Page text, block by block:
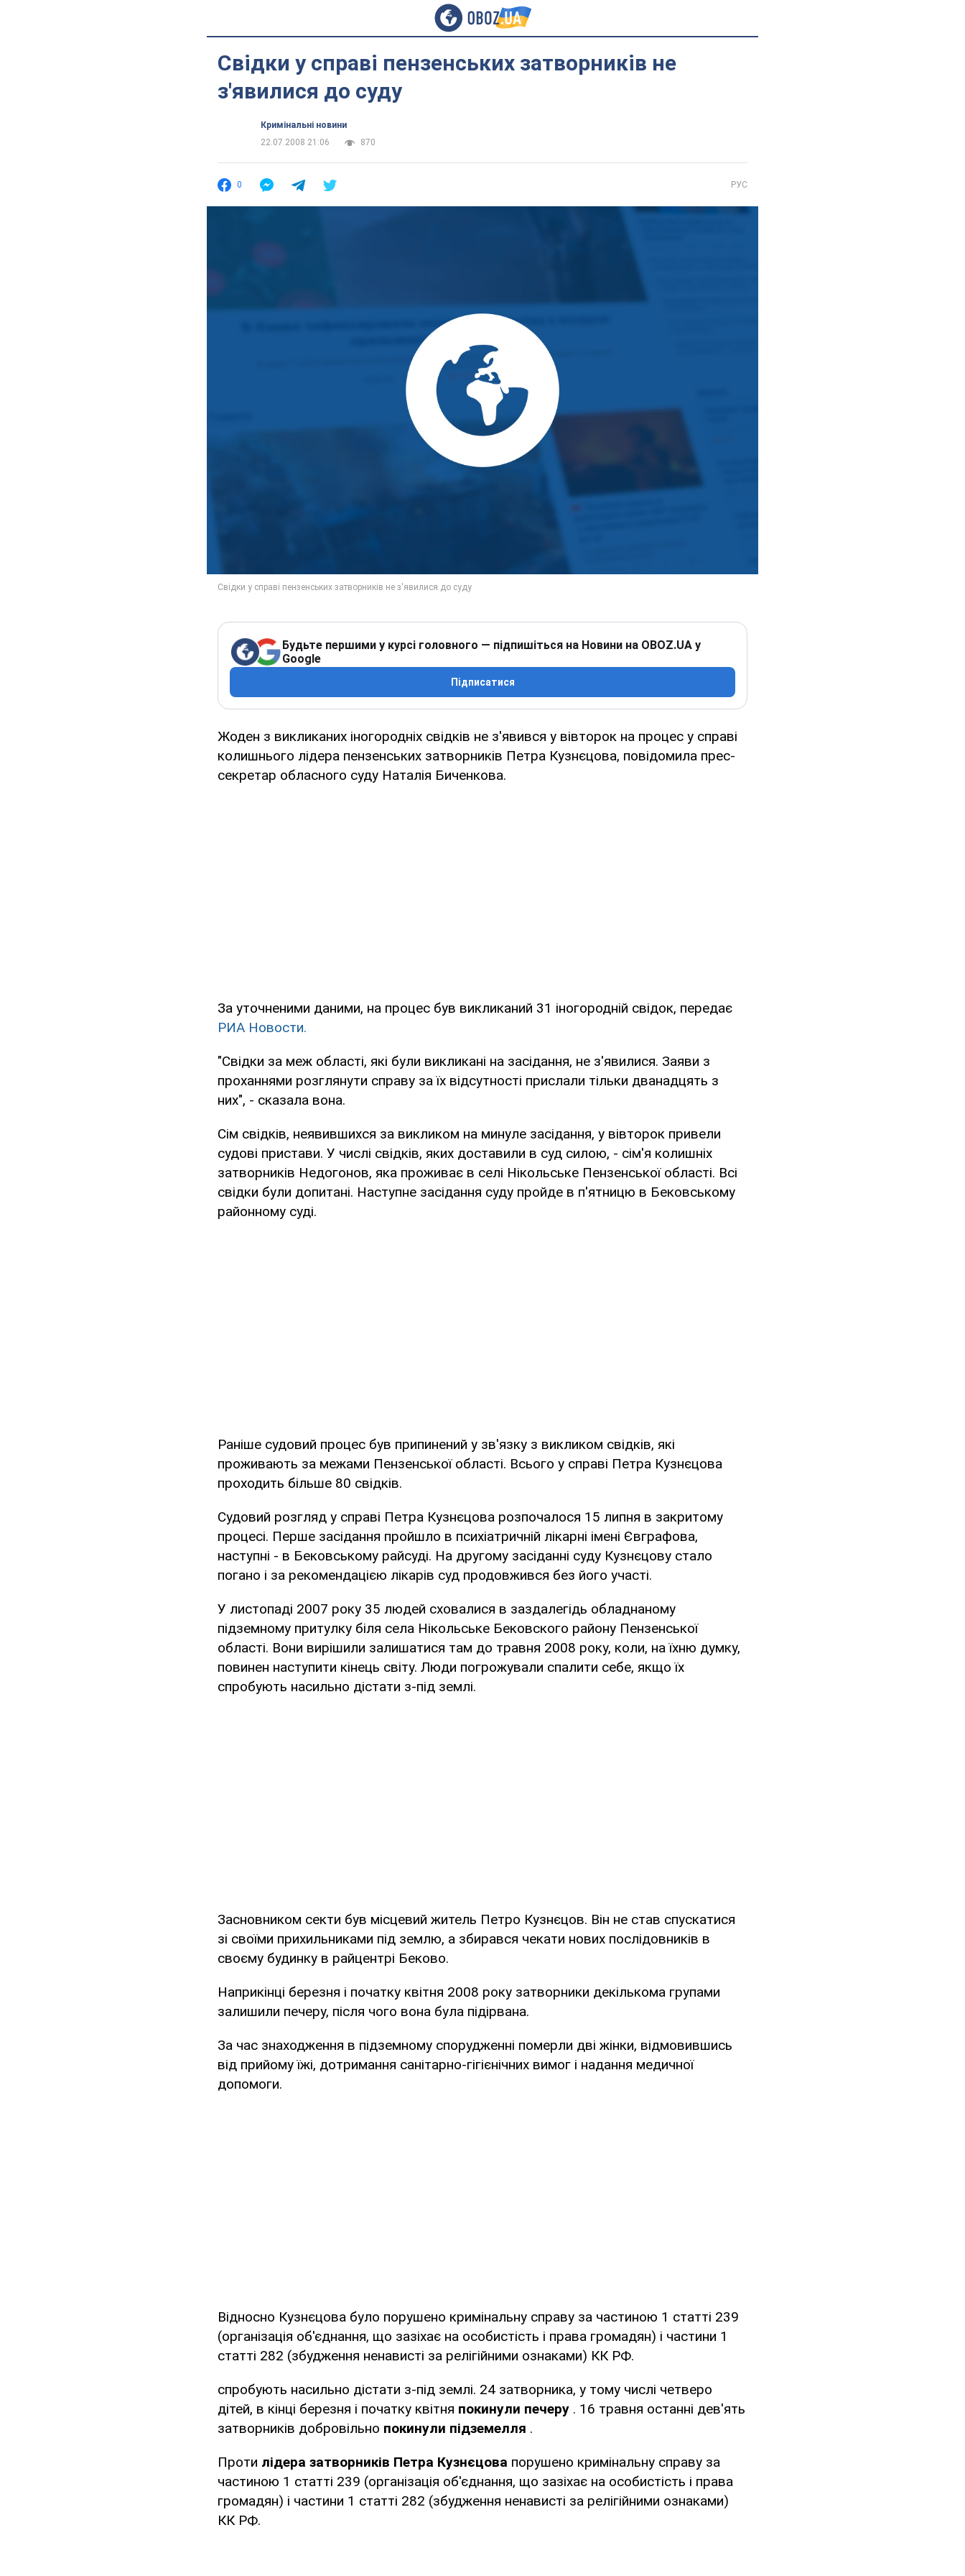
Свідки у справі пензенських затворників не
з'явилися до суду
Кримінальні новини
22.07.2008 21:06
870
0 РУС
Будьте першими у курсі головного — підпишіться на Новини на OBOZ.UA у
Google
Підписатися
Жоден з викликаних іногородніх свідків не з'явився у вівторок на процес у справі
колишнього лідера пензенських затворників Петра Кузнєцова, повідомила прес-
секретар обласного суду Наталія Биченкова.
За уточненими даними, на процес був викликаний 31 іногородній свідок, передає
РИА Новости.
"Свідки за меж області, які були викликані на засідання, не з'явилися. Заяви з
проханнями розглянути справу за їх відсутності прислали тільки дванадцять з
них", - сказала вона.
Сім свідків, неявившихся за викликом на минуле засідання, у вівторок привели
судові пристави. У числі свідків, яких доставили в суд силою, - сім'я колишніх
затворників Недогонов, яка проживає в селі Нікольське Пензенської області. Всі
свідки були допитані. Наступне засідання суду пройде в п'ятницю в Бековському
районному суді.
Раніше судовий процес був припинений у зв'язку з викликом свідків, які
проживають за межами Пензенської області. Всього у справі Петра Кузнєцова
проходить більше 80 свідків.
Судовий розгляд у справі Петра Кузнєцова розпочалося 15 липня в закритому
процесі. Перше засідання пройшло в психіатричній лікарні імені Євграфова,
наступні - в Бековському райсуді. На другому засіданні суду Кузнєцову стало
погано і за рекомендацією лікарів суд продовжився без його участі.
У листопаді 2007 року 35 людей сховалися в заздалегідь обладнаному
підземному притулку біля села Нікольське Бековского району Пензенської
області. Вони вирішили залишатися там до травня 2008 року, коли, на їхню думку,
повинен наступити кінець світу. Люди погрожували спалити себе, якщо їх
спробують насильно дістати з-під землі.
Засновником секти був місцевий житель Петро Кузнєцов. Він не став спускатися
зі своїми прихильниками під землю, а збирався чекати нових послідовників в
своєму будинку в райцентрі Беково.
Наприкінці березня і початку квітня 2008 року затворники декількома групами
залишили печеру, після чого вона була підірвана.
За час знаходження в підземному спорудженні померли дві жінки, відмовившись
від прийому їжі, дотримання санітарно-гігієнічних вимог і надання медичної
допомоги.
Відносно Кузнєцова було порушено кримінальну справу за частиною 1 статті 239
(організація об'єднання, що зазіхає на особистість і права громадян) і частини 1
статті 282 (збудження ненависті за релігійними ознаками) КК РФ.
спробують насильно дістати з-під землі. 24 затворника, у тому числі четверо
дітей, в кінці березня і початку квітня покинули печеру . 16 травня останні дев'ять
затворників добровільно покинули підземелля .
Проти лідера затворників Петра Кузнєцова порушено кримінальну справу за
частиною 1 статті 239 (організація об'єднання, що зазіхає на особистість і права
громадян) і частини 1 статті 282 (збудження ненависті за релігійними ознаками)
КК РФ.